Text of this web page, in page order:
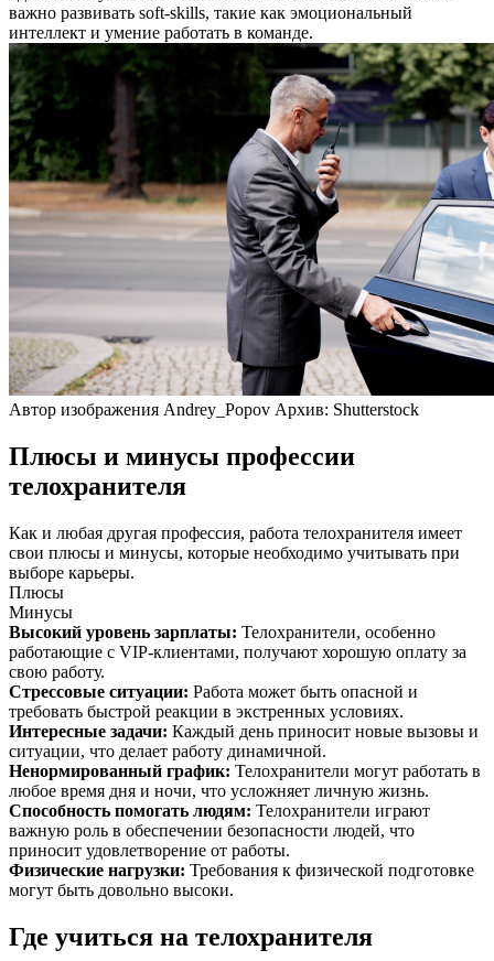
важно развивать soft-skills, такие как эмоциональный
интеллект и умение работать в команде.
Автор изображения Andrey_Popov Архив: Shutterstock
Плюсы и минусы профессии
телохранителя
Как и любая другая профессия, работа телохранителя имеет
свои плюсы и минусы, которые необходимо учитывать при
выборе карьеры.
Плюсы
Минусы
Высокий уровень зарплаты: Телохранители, особенно
работающие с VIP-клиентами, получают хорошую оплату за
свою работу.
Стрессовые ситуации: Работа может быть опасной и
требовать быстрой реакции в экстренных условиях.
Интересные задачи: Каждый день приносит новые вызовы и
ситуации, что делает работу динамичной.
Ненормированный график: Телохранители могут работать в
любое время дня и ночи, что усложняет личную жизнь.
Способность помогать людям: Телохранители играют
важную роль в обеспечении безопасности людей, что
приносит удовлетворение от работы.
Физические нагрузки: Требования к физической подготовке
могут быть довольно высоки.
Где учиться на телохранителя